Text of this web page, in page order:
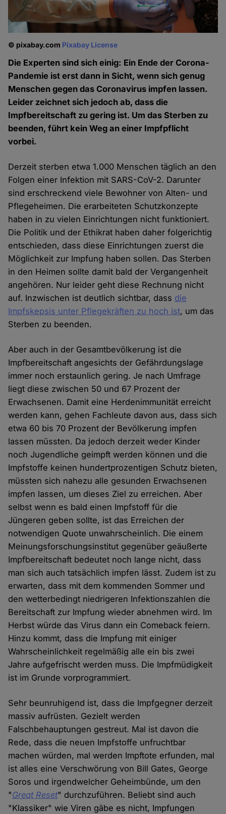
© pixabay.com Pixabay License
Die Experten sind sich einig: Ein Ende der Corona-
Pandemie ist erst dann in Sicht, wenn sich genug
Menschen gegen das Coronavirus impfen lassen.
Leider zeichnet sich jedoch ab, dass die
Impfbereitschaft zu gering ist. Um das Sterben zu
beenden, führt kein Weg an einer Impfpflicht
vorbei.
Derzeit sterben etwa 1.000 Menschen täglich an den
Folgen einer Infektion mit SARS-CoV-2. Darunter
sind erschreckend viele Bewohner von Alten- und
Pflegeheimen. Die erarbeiteten Schutzkonzepte
haben in zu vielen Einrichtungen nicht funktioniert.
Die Politik und der Ethikrat haben daher folgerichtig
entschieden, dass diese Einrichtungen zuerst die
Möglichkeit zur Impfung haben sollen. Das Sterben
in den Heimen sollte damit bald der Vergangenheit
angehören. Nur leider geht diese Rechnung nicht
auf. Inzwischen ist deutlich sichtbar, dass die
Impfskepsis unter Pflegekräften zu hoch ist, um das
Sterben zu beenden.
Aber auch in der Gesamtbevölkerung ist die
Impfbereitschaft angesichts der Gefährdungslage
immer noch erstaunlich gering. Je nach Umfrage
liegt diese zwischen 50 und 67 Prozent der
Erwachsenen. Damit eine Herdenimmunität erreicht
werden kann, gehen Fachleute davon aus, dass sich
etwa 60 bis 70 Prozent der Bevölkerung impfen
lassen müssten. Da jedoch derzeit weder Kinder
noch Jugendliche geimpft werden können und die
Impfstoffe keinen hundertprozentigen Schutz bieten,
müssten sich nahezu alle gesunden Erwachsenen
impfen lassen, um dieses Ziel zu erreichen. Aber
selbst wenn es bald einen Impfstoff für die
Jüngeren geben sollte, ist das Erreichen der
notwendigen Quote unwahrscheinlich. Die einem
Meinungsforschungsinstitut gegenüber geäußerte
Impfbereitschaft bedeutet noch lange nicht, dass
man sich auch tatsächlich impfen lässt. Zudem ist zu
erwarten, dass mit dem kommenden Sommer und
den wetterbedingt niedrigeren Infektionszahlen die
Bereitschaft zur Impfung wieder abnehmen wird. Im
Herbst würde das Virus dann ein Comeback feiern.
Hinzu kommt, dass die Impfung mit einiger
Wahrscheinlichkeit regelmäßig alle ein bis zwei
Jahre aufgefrischt werden muss. Die Impfmüdigkeit
ist im Grunde vorprogrammiert.
Sehr beunruhigend ist, dass die Impfgegner derzeit
massiv aufrüsten. Gezielt werden
Falschbehauptungen gestreut. Mal ist davon die
Rede, dass die neuen Impfstoffe unfruchtbar
machen würden, mal werden Impftote erfunden, mal
ist alles eine Verschwörung von Bill Gates, George
Soros und irgendwelcher Geheimbünde, um den
"Great Reset" durchzuführen. Beliebt sind auch
"Klassiker" wie Viren gäbe es nicht, Impfungen